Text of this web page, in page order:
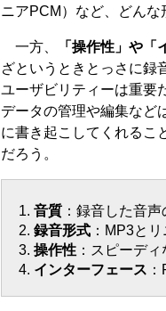
ニアPCM）など、どんな
一方、 「操作性」や「
ざというときとっさに録
ユーザビリティーは重要
データの管理や編集など
に書き起こしてくれるこ
だろう。
音質：録音した音声
録音形式：MP3とリ
操作性：スピーディ
インターフェース